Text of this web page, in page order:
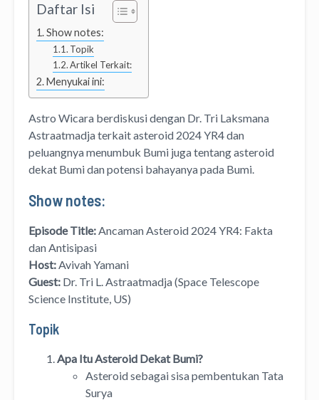
Daftar Isi
Show notes:
Topik
Artikel Terkait:
Menyukai ini:
Astro Wicara berdiskusi dengan Dr. Tri Laksmana
Astraatmadja terkait asteroid 2024 YR4 dan
peluangnya menumbuk Bumi juga tentang asteroid
dekat Bumi dan potensi bahayanya pada Bumi.
Show notes:
Episode Title:Ancaman Asteroid 2024 YR4: Fakta
dan Antisipasi
Host:Avivah Yamani
Guest: Dr. Tri L. Astraatmadja (Space Telescope
Science Institute, US)
Topik
Apa Itu Asteroid Dekat Bumi?
Asteroid sebagai sisa pembentukan Tata
Surya